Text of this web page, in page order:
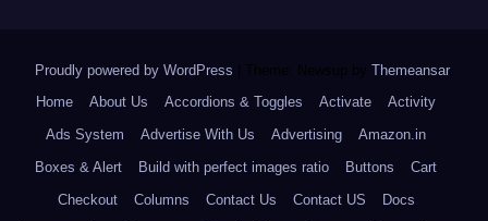
Proudly powered by WordPress Theme: Newsup by Themeansar.
Home
About Us Accordions & Toggles Activate
Activity
Ads System
Advertise With Us Advertising
Amazon.in
Boxes & Alert
Build with perfect images ratio Buttons
Cart
Checkout
Columns Contact Us Contact US
Docs